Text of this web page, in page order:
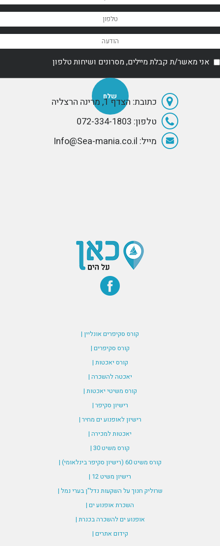
אני מאשר/ת קבלת מיילים, מסרונים ושיחות טלפון
כתובת: הצדף 1, מרינה הרצליה
טלפון: 072-334-1803
מייל: Info@Sea-mania.co.il
קורס סקיפרים אונליין |
קורס סקיפרים |
קורס יאכטות |
יאכטה להשכרה |
קורס משיטי יאכטות |
רישיון סקיפר |
רישיון לאופנוע ים מחיר |
יאכטות למכירה |
קורס משיט 30 |
קורס משיט 60 (רישיון סקיפר בינלאומי) |
רישיון משיט 12 |
שרוליק חנוך על השקעות נדל"ן בערי נמל |
השכרת אופנוע ים |
אופנוע ים להשכרה בכנרת |
קידום אתרים |